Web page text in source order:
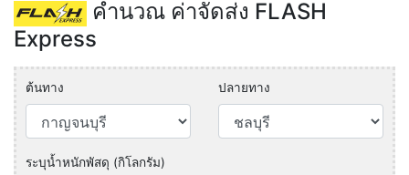
คำนวณ ค่าจัดส่ง FLASH
Express
ต้นทาง ปลายทาง
ระบุน้ำหนักพัสดุ (กิโลกรัม)